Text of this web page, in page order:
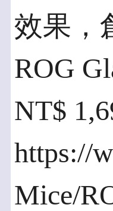
效果，
ROG
NT$
https://
Mice/